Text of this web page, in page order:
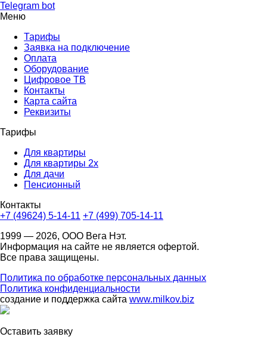
Telegram bot
Меню
Тарифы
Заявка на подключение
Оплата
Оборудование
Цифровое ТВ
Контакты
Карта сайта
Реквизиты
Тарифы
Для квартиры
Для квартиры 2х
Для дачи
Пенсионный
Контакты
+7 (49624) 5-14-11 +7 (499) 705-14-11
1999 — 2026, ООО Вега Нэт.
Информация на сайте не является офертой.
Все права защищены.
Политика по обработке персональных данных
Политика конфиденциальности
создание и поддержка сайта www.milkov.biz
Оставить заявку